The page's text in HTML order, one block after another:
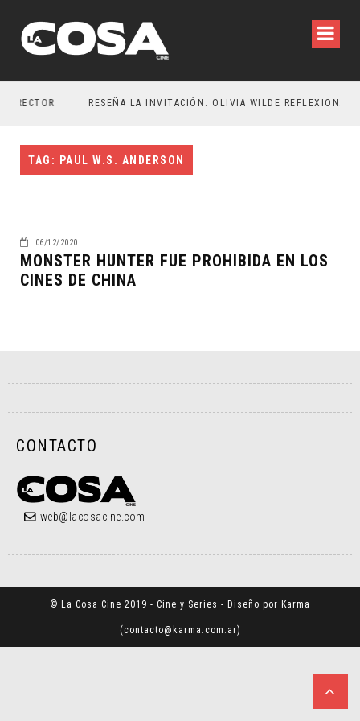
TAG: PAUL W.S. ANDERSON
06/12/2020
MONSTER HUNTER FUE PROHIBIDA EN LOS
CINES DE CHINA
CONTACTO
web@lacosacine.com
© La Cosa Cine 2019 - Cine y Series - Diseño por Karma
(contacto@karma.com.ar)